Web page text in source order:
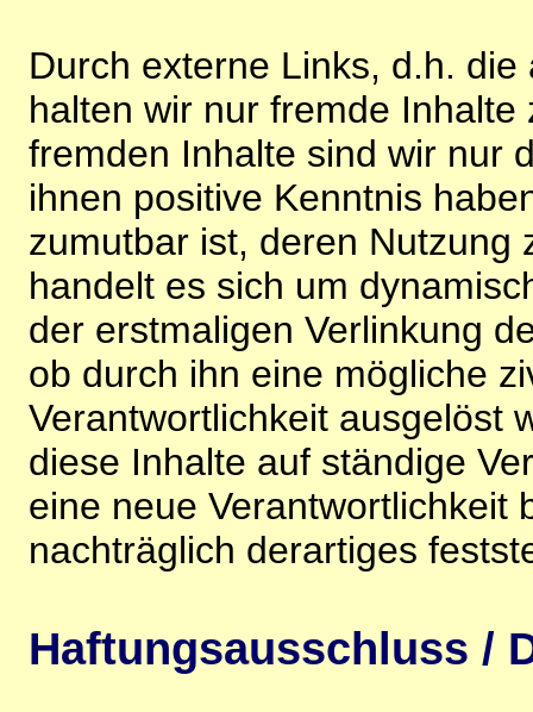
Durch externe Links, d.h.
halten wir nur fremde
fremden Inhalte sind wir nur
ihnen positive Kenntnis
zumutbar ist, deren Nutzung
handelt es sich um
der erstmaligen Verlinkung
ob durch ihn eine mögliche
Verantwortlichkeit ausgelöst
diese Inhalte auf ständige
eine neue Verantwortlichkeit
nachträglich derartiges
Haftungsausschluss /